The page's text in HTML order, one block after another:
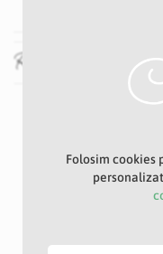
Recenzii
Folosim cookies